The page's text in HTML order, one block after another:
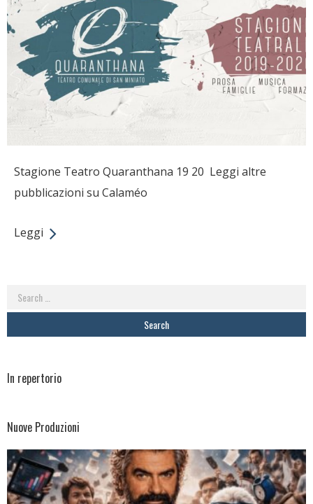
Stagione Teatro Quaranthana 19 20 Leggi altre
pubblicazioni su Calaméo
Leggi
Search
In repertorio
Nuove Produzioni